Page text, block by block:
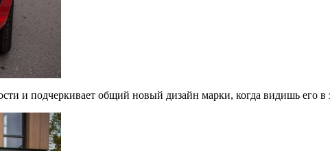
и подчеркивает общий новый дизайн марки, когда видишь его в